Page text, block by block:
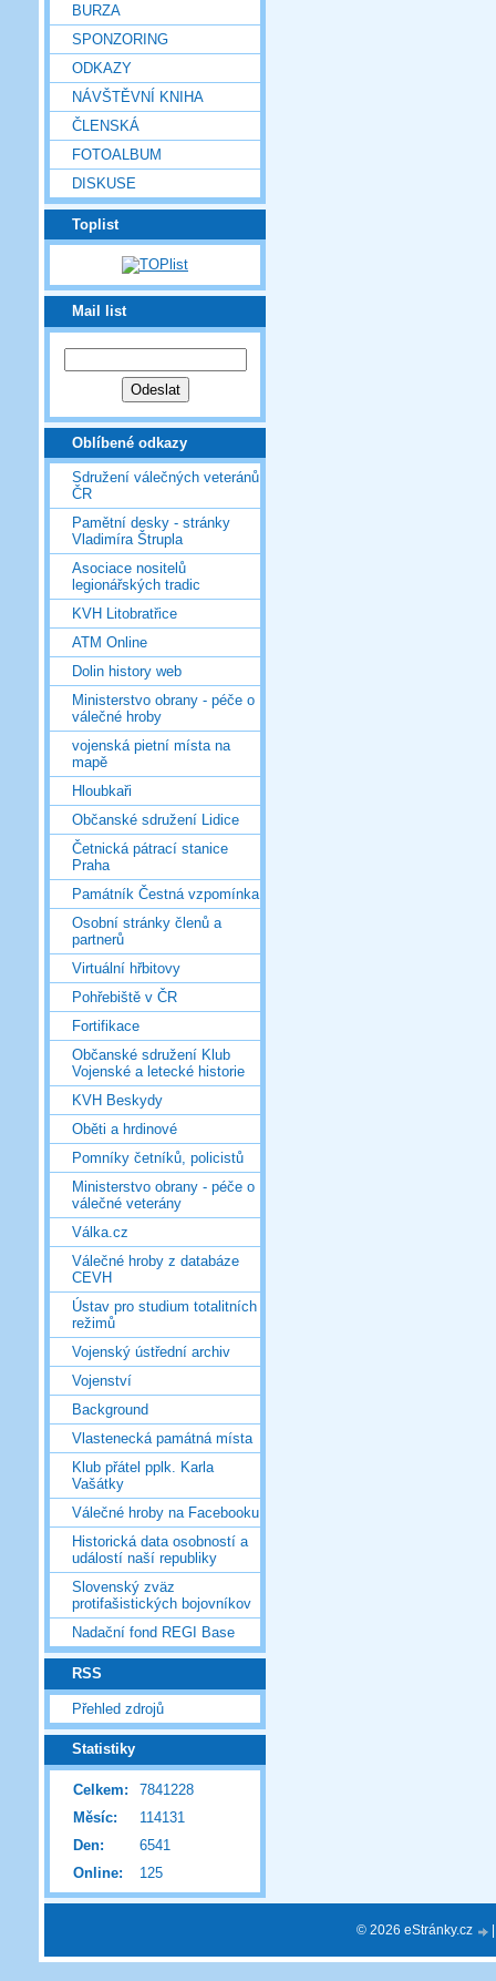
BURZA
SPONZORING
ODKAZY
NÁVŠTĚVNÍ KNIHA
ČLENSKÁ
FOTOALBUM
DISKUSE
Toplist
Mail list
Oblíbené odkazy
Sdružení válečných veteránů
ČR
Pamětní desky - stránky
Vladimíra Štrupla
Asociace nositelů
legionářských tradic
KVH Litobratřice
ATM Online
Dolin history web
Ministerstvo obrany - péče o
válečné hroby
vojenská pietní místa na
mapě
Hloubkaři
Občanské sdružení Lidice
Četnická pátrací stanice
Praha
Památník Čestná vzpomínka
Osobní stránky členů a
partnerů
Virtuální hřbitovy
Pohřebiště v ČR
Fortifikace
Občanské sdružení Klub
Vojenské a letecké historie
KVH Beskydy
Oběti a hrdinové
Pomníky četníků, policistů
Ministerstvo obrany - péče o
válečné veterány
Válka.cz
Válečné hroby z databáze
CEVH
Ústav pro studium totalitních
režimů
Vojenský ústřední archiv
Vojenství
Background
Vlastenecká památná místa
Klub přátel pplk. Karla
Vašátky
Válečné hroby na Facebooku
Historická data osobností a
událostí naší republiky
Slovenský zväz
protifašistických bojovníkov
Nadační fond REGI Base
RSS
Přehled zdrojů
Statistiky
Online: 125
Celkem:
7841228
Měsíc:
114131
Den:
6541
© 2026 eStránky.cz